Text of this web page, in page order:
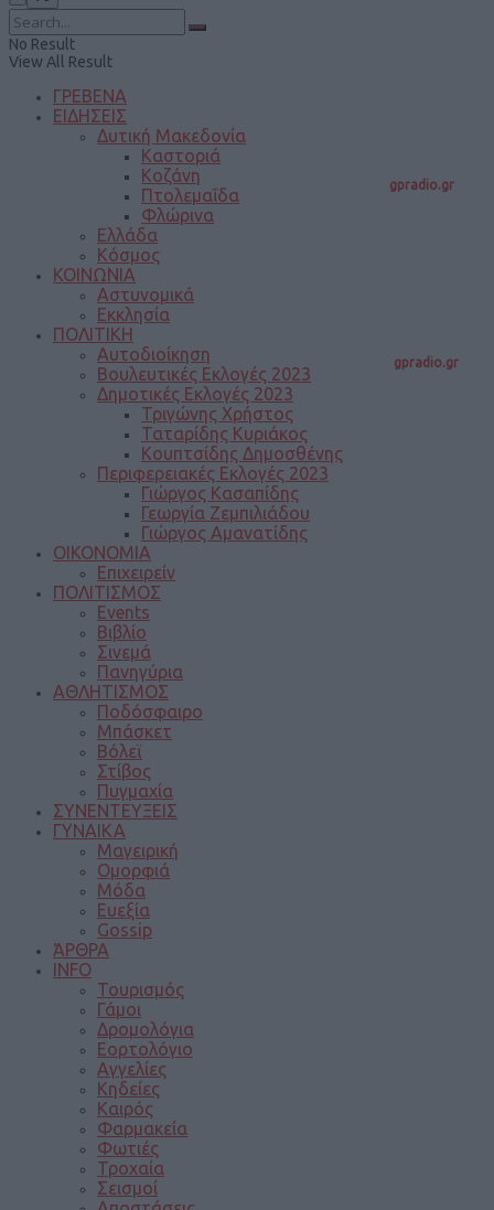
gpradio.gr
No Result
View All Result
ΓΡΕΒΕΝΑ
ΕΙΔΗΣΕΙΣ
Δυτική Μακεδονία
Καστοριά
Κοζάνη
Πτολεμαΐδα
Φλώρινα
Ελλάδα
Κόσμος
ΚΟΙΝΩΝΙΑ
Αστυνομικά
Εκκλησία
ΠΟΛΙΤΙΚΗ
Αυτοδιοίκηση
Βουλευτικές Εκλογές 2023
Δημοτικές Εκλογές 2023
Τριγώνης Χρήστος
Ταταρίδης Κυριάκος
Κουπτσίδης Δημοσθένης
Περιφερειακές Εκλογές 2023
Γιώργος Κασαπίδης
Γεωργία Ζεμπιλιάδου
Γιώργος Αμανατίδης
ΟΙΚΟΝΟΜΙΑ
Επιχειρείν
ΠΟΛΙΤΙΣΜΟΣ
Events
Βιβλίο
Σινεμά
Πανηγύρια
ΑΘΛΗΤΙΣΜΟΣ
Ποδόσφαιρο
Μπάσκετ
Βόλεϊ
Στίβος
Πυγμαχία
ΣΥΝΕΝΤΕΥΞΕΙΣ
ΓΥΝΑΙΚΑ
Μαγειρική
Ομορφιά
Μόδα
Ευεξία
Gossip
ΆΡΘΡΑ
INFO
Τουρισμός
Γάμοι
Δρομολόγια
Εορτολόγιο
Αγγελίες
Κηδείες
Καιρός
Φαρμακεία
Φωτιές
Τροχαία
Σεισμοί
gpradio.gr